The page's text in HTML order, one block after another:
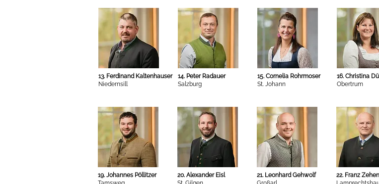
13. Ferdinand Kaltenhauser
Niedernsill
14. Peter Radauer
Salzburg
15. Cornelia Rohrmoser
St. Johann
16. Christina
Obertrum
19. Johannes Pöllitzer
20. Alexander Eisl
21. Leonhard Gehwolf
22. Franz